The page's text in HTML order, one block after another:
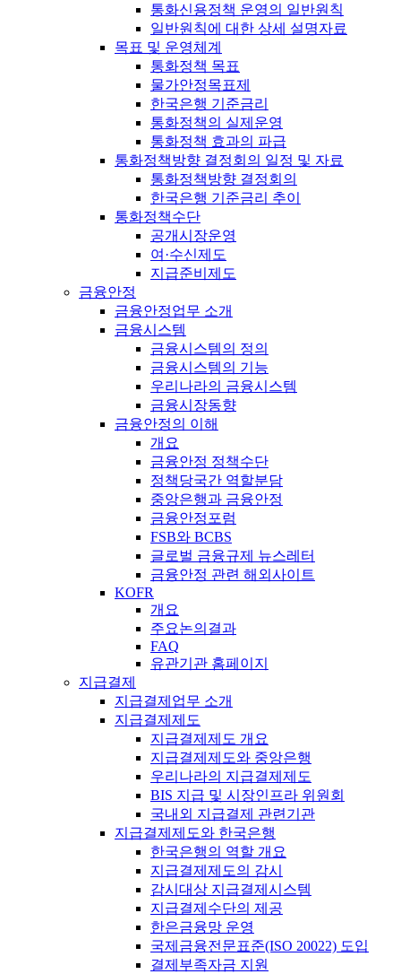
통화신용정책 운영의 일반원칙
일반원칙에 대한 상세 설명자료
목표 및 운영체계
통화정책 목표
물가안정목표제
한국은행 기준금리
통화정책의 실제운영
통화정책 효과의 파급
통화정책방향 결정회의 일정 및 자료
통화정책방향 결정회의
한국은행 기준금리 추이
통화정책수단
공개시장운영
여·수신제도
지급준비제도
금융안정
금융안정업무 소개
금융시스템
금융시스템의 정의
금융시스템의 기능
우리나라의 금융시스템
금융시장동향
금융안정의 이해
개요
금융안정 정책수단
정책당국간 역할분담
중앙은행과 금융안정
금융안정포럼
FSB와 BCBS
글로벌 금융규제 뉴스레터
금융안정 관련 해외사이트
KOFR
개요
주요논의결과
FAQ
유관기관 홈페이지
지급결제
지급결제업무 소개
지급결제제도
지급결제제도 개요
지급결제제도와 중앙은행
우리나라의 지급결제제도
BIS 지급 및 시장인프라 위원회
국내외 지급결제 관련기관
지급결제제도와 한국은행
한국은행의 역할 개요
지급결제제도의 감시
감시대상 지급결제시스템
지급결제수단의 제공
한은금융망 운영
국제금융전문표준(ISO 20022) 도입
결제부족자금 지원